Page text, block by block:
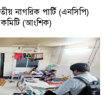
নাগরিক পার্টি (এনসিপি)
(আংশিক)